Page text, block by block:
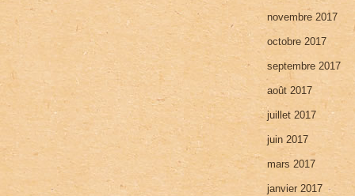
novembre 2017
octobre 2017
septembre 2017
août 2017
juillet 2017
juin 2017
mars 2017
janvier 2017